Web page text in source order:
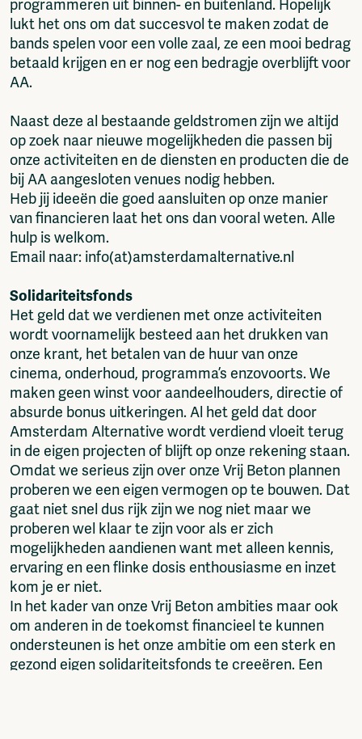
programmeren uit binnen- en buitenland. Hopelijk
lukt het ons om dat succesvol te maken zodat de
bands spelen voor een volle zaal, ze een mooi bedrag
betaald krijgen en er nog een bedragje overblijft voor
AA.
Naast deze al bestaande geldstromen zijn we altijd
op zoek naar nieuwe mogelijkheden die passen bij
onze activiteiten en de diensten en producten die de
bij AA aangesloten venues nodig hebben.
Heb jij ideeën die goed aansluiten op onze manier
van financieren laat het ons dan vooral weten. Alle
hulp is welkom.
Email naar: info(at)amsterdamalternative.nl
Solidariteitsfonds
Het geld dat we verdienen met onze activiteiten
wordt voornamelijk besteed aan het drukken van
onze krant, het betalen van de huur van onze
cinema, onderhoud, programma’s enzovoorts. We
maken geen winst voor aandeelhouders, directie of
absurde bonus uitkeringen. Al het geld dat door
Amsterdam Alternative wordt verdiend vloeit terug
in de eigen projecten of blijft op onze rekening staan.
Omdat we serieus zijn over onze Vrij Beton plannen
proberen we een eigen vermogen op te bouwen. Dat
gaat niet snel dus rijk zijn we nog niet maar we
proberen wel klaar te zijn voor als er zich
mogelijkheden aandienen want met alleen kennis,
ervaring en een flinke dosis enthousiasme en inzet
kom je er niet.
In het kader van onze Vrij Beton ambities maar ook
om anderen in de toekomst financieel te kunnen
ondersteunen is het onze ambitie om een sterk en
gezond eigen solidariteitsfonds te creeëren. Een